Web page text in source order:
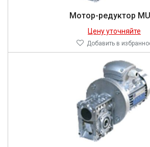
Мотор-редуктор
Цену уточняйте
Добавить в